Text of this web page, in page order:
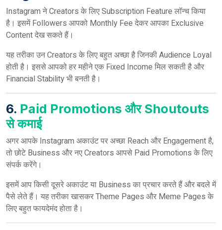
Instagram ने Creators के लिए Subscription Feature लॉन्च किया
है। इसमें Followers आपको Monthly Fee देकर आपका Exclusive
Content देख सकते हैं।
यह तरीका उन Creators के लिए बहुत अच्छा है जिनकी Audience Loyal
होती है। इससे आपको हर महीने एक Fixed Income मिल सकती है और
Financial Stability भी बनती है।
6. Paid Promotions और Shoutouts
से कमाई
अगर आपके Instagram अकाउंट पर अच्छा Reach और Engagement है,
तो छोटे Business और नए Creators आपसे Paid Promotions के लिए
संपर्क करेंगे।
इसमें आप किसी दूसरे अकाउंट या Business का प्रचार करते हैं और बदले में
पैसे लेते हैं। यह तरीका खासकर Theme Pages और Meme Pages के
लिए बहुत फायदेमंद होता है।